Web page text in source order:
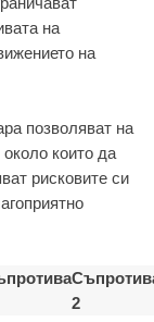
на
на
позволяват на
които да
рисковите си
2